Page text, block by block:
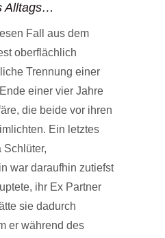
Alltags…
Fall aus dem
oberflächlich
Trennung einer
einer vier Jahre
die beide vor ihren
Ein letztes
Schlüter,
war daraufhin zutiefst
ihr Ex Partner
sie dadurch
er während des